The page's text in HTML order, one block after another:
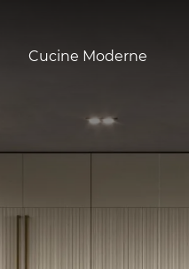
Cucine Moderne